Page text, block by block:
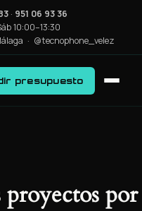
· 951 06 93 36
10:00–13:30
· @tecnophone_velez
presupuesto
proyectos por